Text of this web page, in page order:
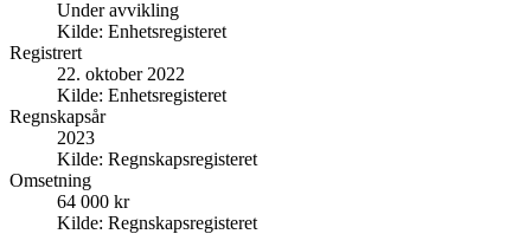
Under avvikling
Kilde: Enhetsregisteret
Registrert
22. oktober 2022
Kilde: Enhetsregisteret
Regnskapsår
2023
Kilde: Regnskapsregisteret
Omsetning
64 000 kr
Kilde: Regnskapsregisteret